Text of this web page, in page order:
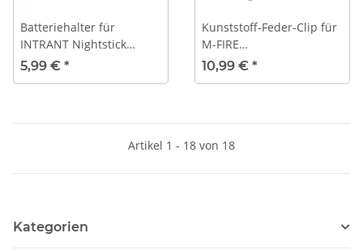
Batteriehalter für
INTRANT Nightstick
Winkelkopflampe
5,99 € *
Kunststoff-Feder-Clip für
M-FIRE
Winkelkopftaschenlampe
10,99 € *
Artikel 1 - 18 von 18
Kategorien